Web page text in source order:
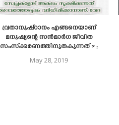
വ്രതാനുഷ്ഠാനം എങ്ങനെയാണ്
മനുഷ്യന്റെ സൻമാർഗ ജീവിത
സംസ്ക്കരണത്തിനുതകുന്നത് ? ;
May 28, 2019